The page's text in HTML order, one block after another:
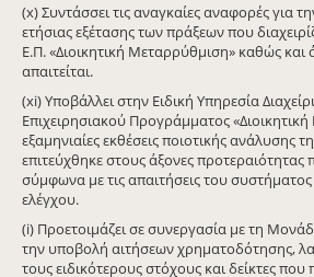
(x) Συντάσσει τις αναγκαίες αναφορές για
ετήσιας εξέτασης των πράξεων που
Ε.Π. «Διοικητική Μεταρρύθμιση» καθώς
απαιτείται.
(xi) Υποβάλλει στην Ειδική Υπηρεσία
Επιχειρησιακού Προγράμματος
εξαμηνιαίες εκθέσεις ποιοτικής ανάλυσης
επιτεύχθηκε στους άξονες προτεραιότητας
σύμφωνα με τις απαιτήσεις του συστήματος
ελέγχου.
(i) Προετοιμάζει σε συνεργασία με τη
την υποβολή αιτήσεων χρηματοδότησης,
τους ειδικότερους στόχους και δείκτες που